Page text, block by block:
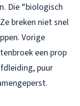
Die “biologisch
breken niet snel
Vorige
een prop
puur